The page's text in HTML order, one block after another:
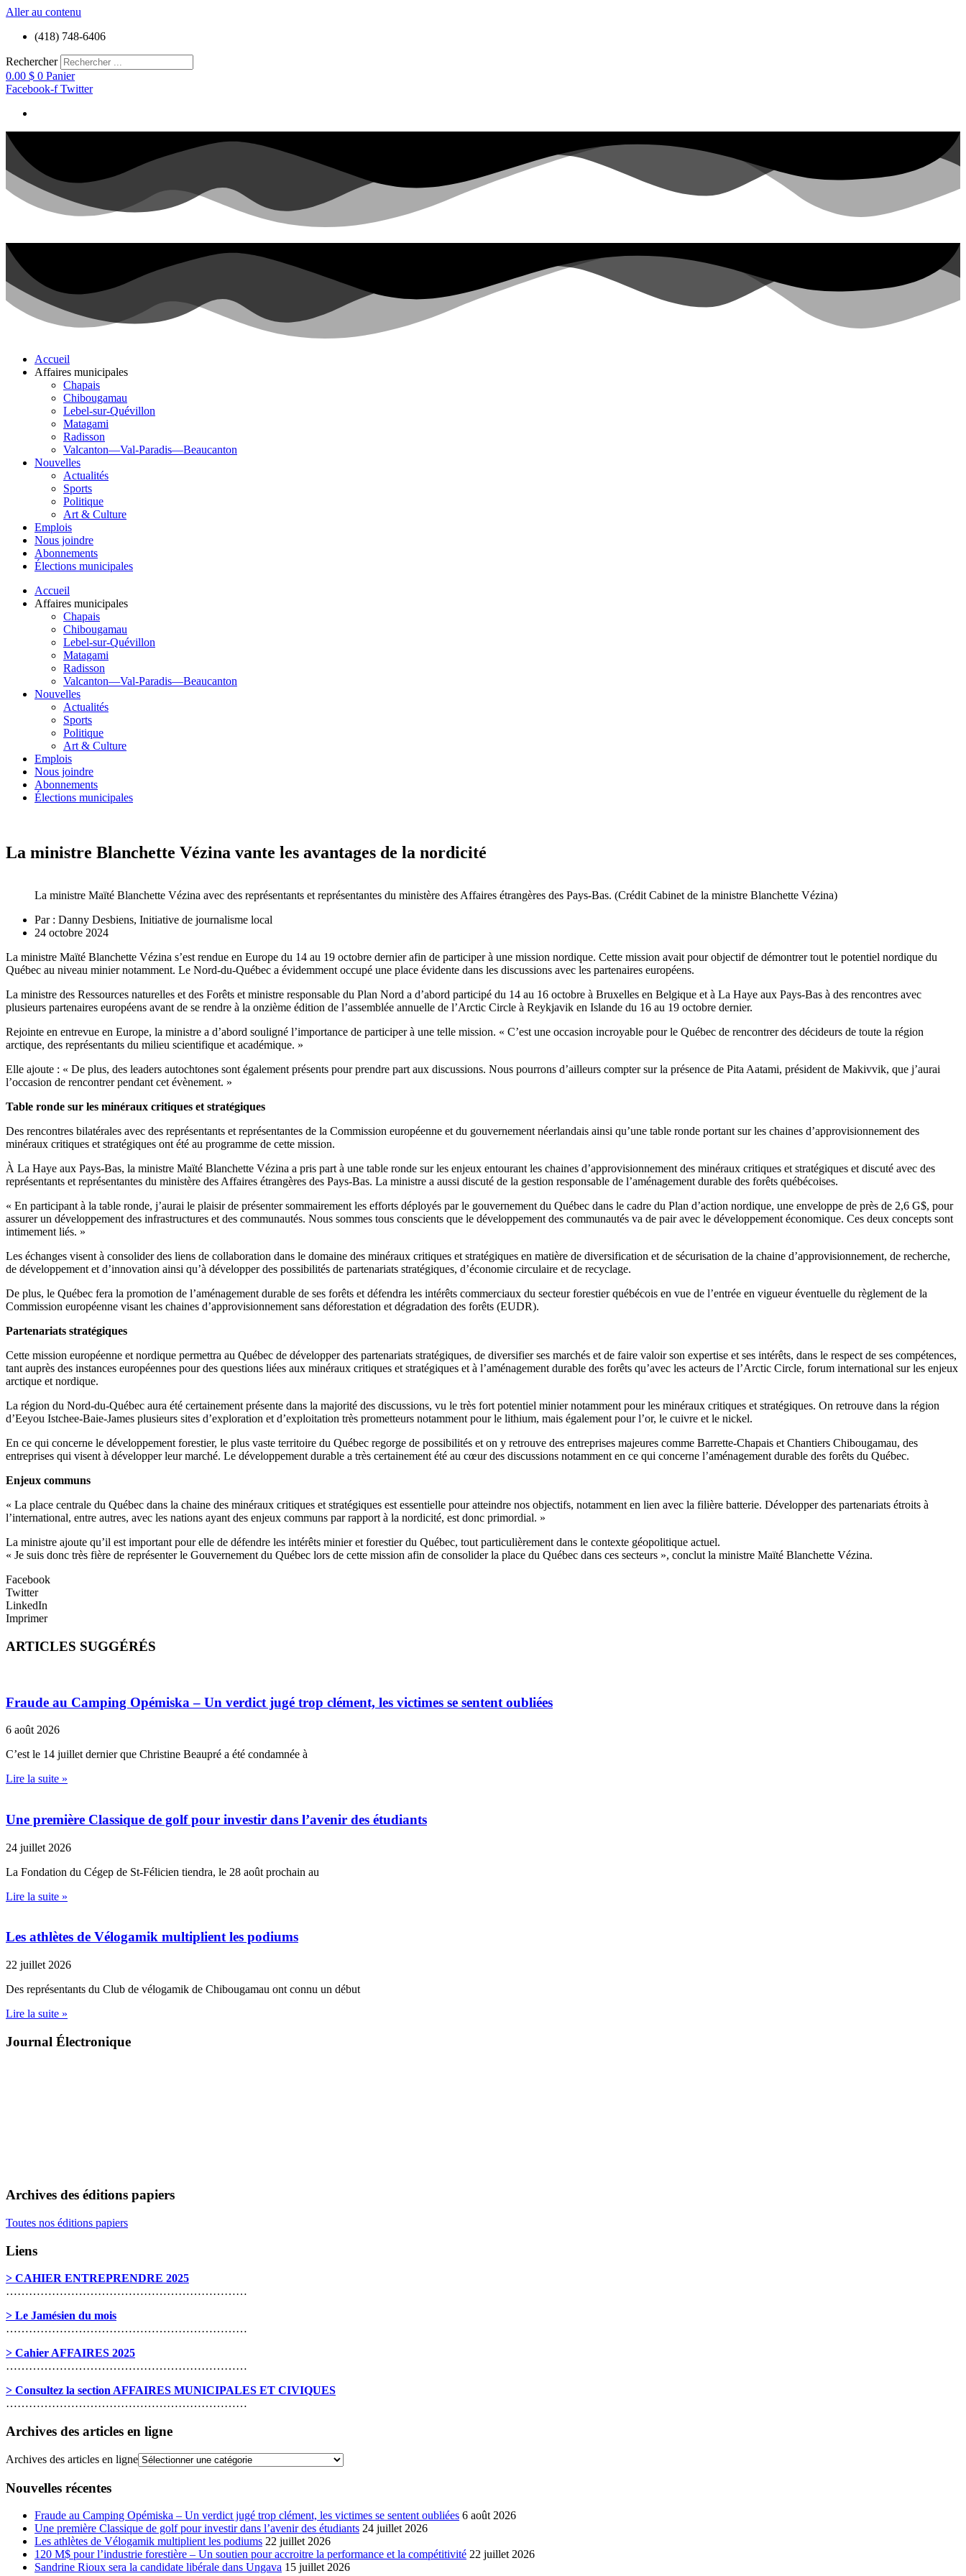
Aller au contenu
(418) 748-6406
Rechercher
0.00 $ 0 Panier
Facebook-f Twitter
Accueil
Affaires municipales
Chapais
Chibougamau
Lebel-sur-Quévillon
Matagami
Radisson
Valcanton—Val-Paradis—Beaucanton
Nouvelles
Actualités
Sports
Politique
Art & Culture
Emplois
Nous joindre
Abonnements
Élections municipales
Accueil
Affaires municipales
Chapais
Chibougamau
Lebel-sur-Quévillon
Matagami
Radisson
Valcanton—Val-Paradis—Beaucanton
Nouvelles
Actualités
Sports
Politique
Art & Culture
Emplois
Nous joindre
Abonnements
Élections municipales
La ministre Blanchette Vézina vante les avantages de la nordicité
La ministre Maïté Blanchette Vézina avec des représentants et représentantes du ministère des Affaires étrangères des Pays-Bas. (Crédit Cabinet de la ministre Blanchette Vézina)
Par : Danny Desbiens, Initiative de journalisme local
24 octobre 2024
La ministre Maïté Blanchette Vézina s’est rendue en Europe du 14 au 19 octobre dernier afin de participer à une mission nordique. Cette mission avait pour objectif de démontrer tout le potentiel nordique du
Québec au niveau minier notamment. Le Nord-du-Québec a évidemment occupé une place évidente dans les discussions avec les partenaires européens.
La ministre des Ressources naturelles et des Forêts et ministre responsable du Plan Nord a d’abord participé du 14 au 16 octobre à Bruxelles en Belgique et à La Haye aux Pays-Bas à des rencontres avec
plusieurs partenaires européens avant de se rendre à la onzième édition de l’assemblée annuelle de l’Arctic Circle à Reykjavik en Islande du 16 au 19 octobre dernier.
Rejointe en entrevue en Europe, la ministre a d’abord souligné l’importance de participer à une telle mission. « C’est une occasion incroyable pour le Québec de rencontrer des décideurs de toute la région
arctique, des représentants du milieu scientifique et académique. »
Elle ajoute : « De plus, des leaders autochtones sont également présents pour prendre part aux discussions. Nous pourrons d’ailleurs compter sur la présence de Pita Aatami, président de Makivvik, que j’aurai
l’occasion de rencontrer pendant cet évènement. »
Table ronde sur les minéraux critiques et stratégiques
Des rencontres bilatérales avec des représentants et représentantes de la Commission européenne et du gouvernement néerlandais ainsi qu’une table ronde portant sur les chaines d’approvisionnement des
minéraux critiques et stratégiques ont été au programme de cette mission.
À La Haye aux Pays-Bas, la ministre Maïté Blanchette Vézina a pris part à une table ronde sur les enjeux entourant les chaines d’approvisionnement des minéraux critiques et stratégiques et discuté avec des
représentants et représentantes du ministère des Affaires étrangères des Pays-Bas. La ministre a aussi discuté de la gestion responsable de l’aménagement durable des forêts québécoises.
« En participant à la table ronde, j’aurai le plaisir de présenter sommairement les efforts déployés par le gouvernement du Québec dans le cadre du Plan d’action nordique, une enveloppe de près de 2,6 G$, pour
assurer un développement des infrastructures et des communautés. Nous sommes tous conscients que le développement des communautés va de pair avec le développement économique. Ces deux concepts sont
intimement liés. »
Les échanges visent à consolider des liens de collaboration dans le domaine des minéraux critiques et stratégiques en matière de diversification et de sécurisation de la chaine d’approvisionnement, de recherche,
de développement et d’innovation ainsi qu’à développer des possibilités de partenariats stratégiques, d’économie circulaire et de recyclage.
De plus, le Québec fera la promotion de l’aménagement durable de ses forêts et défendra les intérêts commerciaux du secteur forestier québécois en vue de l’entrée en vigueur éventuelle du règlement de la
Commission européenne visant les chaines d’approvisionnement sans déforestation et dégradation des forêts (EUDR).
Partenariats stratégiques
Cette mission européenne et nordique permettra au Québec de développer des partenariats stratégiques, de diversifier ses marchés et de faire valoir son expertise et ses intérêts, dans le respect de ses compétences,
tant auprès des instances européennes pour des questions liées aux minéraux critiques et stratégiques et à l’aménagement durable des forêts qu’avec les acteurs de l’Arctic Circle, forum international sur les enjeux
arctique et nordique.
La région du Nord-du-Québec aura été certainement présente dans la majorité des discussions, vu le très fort potentiel minier notamment pour les minéraux critiques et stratégiques. On retrouve dans la région
d’Eeyou Istchee-Baie-James plusieurs sites d’exploration et d’exploitation très prometteurs notamment pour le lithium, mais également pour l’or, le cuivre et le nickel.
En ce qui concerne le développement forestier, le plus vaste territoire du Québec regorge de possibilités et on y retrouve des entreprises majeures comme Barrette-Chapais et Chantiers Chibougamau, des
entreprises qui visent à développer leur marché. Le développement durable a très certainement été au cœur des discussions notamment en ce qui concerne l’aménagement durable des forêts du Québec.
Enjeux communs
« La place centrale du Québec dans la chaine des minéraux critiques et stratégiques est essentielle pour atteindre nos objectifs, notamment en lien avec la filière batterie. Développer des partenariats étroits à
l’international, entre autres, avec les nations ayant des enjeux communs par rapport à la nordicité, est donc primordial. »
La ministre ajoute qu’il est important pour elle de défendre les intérêts minier et forestier du Québec, tout particulièrement dans le contexte géopolitique actuel.
« Je suis donc très fière de représenter le Gouvernement du Québec lors de cette mission afin de consolider la place du Québec dans ces secteurs », conclut la ministre Maïté Blanchette Vézina.
Facebook
Twitter
LinkedIn
Imprimer
ARTICLES SUGGÉRÉS
Fraude au Camping Opémiska – Un verdict jugé trop clément, les victimes se sentent oubliées
6 août 2026
C’est le 14 juillet dernier que Christine Beaupré a été condamnée à
Lire la suite »
Une première Classique de golf pour investir dans l’avenir des étudiants
24 juillet 2026
La Fondation du Cégep de St-Félicien tiendra, le 28 août prochain au
Lire la suite »
Les athlètes de Vélogamik multiplient les podiums
22 juillet 2026
Des représentants du Club de vélogamik de Chibougamau ont connu un début
Lire la suite »
Journal Électronique
Archives des éditions papiers
Toutes nos éditions papiers
Liens
> CAHIER ENTREPRENDRE 2025
………………………………………………………
> Le Jamésien du mois
………………………………………………………
> Cahier AFFAIRES 2025
………………………………………………………
> Consultez la section AFFAIRES MUNICIPALES ET CIVIQUES
………………………………………………………
Archives des articles en ligne
Archives des articles en ligne
Nouvelles récentes
Fraude au Camping Opémiska – Un verdict jugé trop clément, les victimes se sentent oubliées 6 août 2026
Une première Classique de golf pour investir dans l’avenir des étudiants 24 juillet 2026
Les athlètes de Vélogamik multiplient les podiums 22 juillet 2026
120 M$ pour l’industrie forestière – Un soutien pour accroitre la performance et la compétitivité 22 juillet 2026
Sandrine Rioux sera la candidate libérale dans Ungava 15 juillet 2026